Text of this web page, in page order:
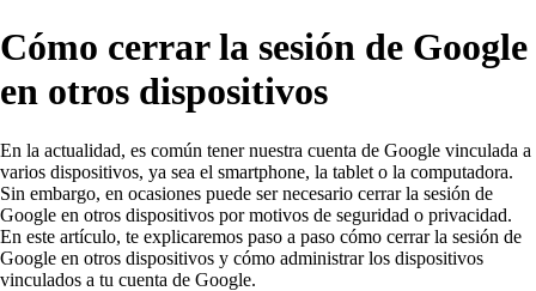
Cómo cerrar la sesión de Google
en otros dispositivos
En la actualidad, es común tener nuestra cuenta de Google vinculada a
varios dispositivos, ya sea el smartphone, la tablet o la computadora.
Sin embargo, en ocasiones puede ser necesario cerrar la sesión de
Google en otros dispositivos por motivos de seguridad o privacidad.
En este artículo, te explicaremos paso a paso cómo cerrar la sesión de
Google en otros dispositivos y cómo administrar los dispositivos
vinculados a tu cuenta de Google.